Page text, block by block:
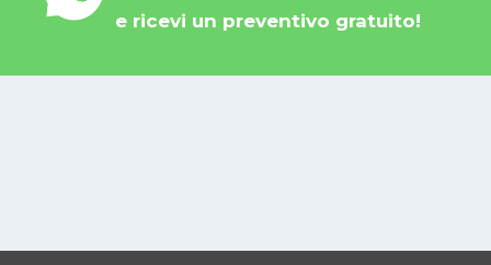
e ricevi un preventivo gratuito!